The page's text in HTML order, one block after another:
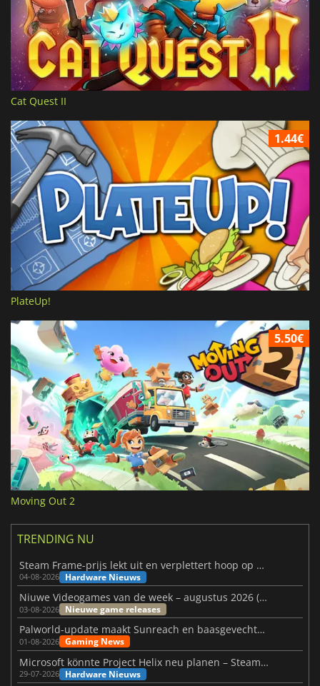
Cat Quest II
1.44€
PlateUp!
5.50€
Moving Out 2
TRENDING NU
Steam Frame-prijs lekt uit en verplettert hoop op betaalbare VR
04-08-2026 Hardware Nieuws
Niuwe Videogames van de week – augustus 2026 (week 32)
03-08-2026 Nieuwe game releases
Palworld-update maakt Sunreach en baasgevechten stabieler
01-08-2026 Gaming News
Microsoft könnte Project Helix neu planen – Steam-Support wackelt
29-07-2026 Hardware Nieuws